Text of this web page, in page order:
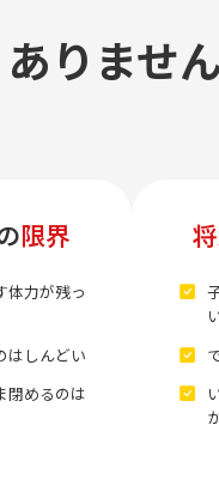
りませ
限界
体力が残っ
はしんどい
閉めるのは